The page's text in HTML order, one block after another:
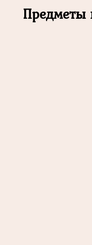
Предметы